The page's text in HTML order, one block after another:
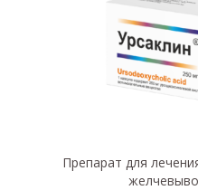
Препарат для